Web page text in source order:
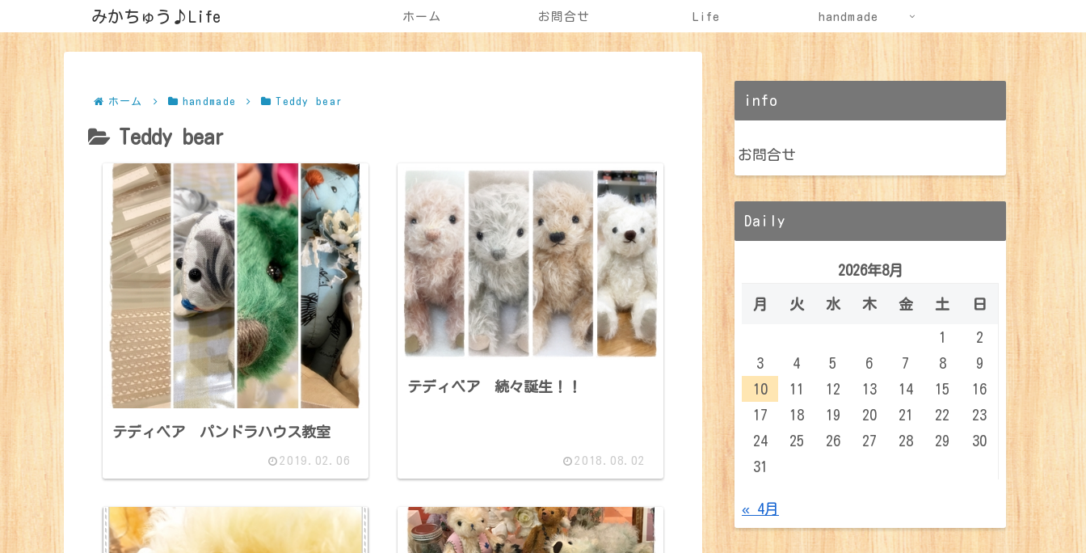
みかちゅう♪Life ホーム お問合せ Life handmade
ホーム handmade Teddy bear
Teddy bear
テディベア パンドラハウス教室
2019.02.06
テディベア 続々誕生！！
2018.08.02
info
お問合せ
Daily
2026年8月
月 火 水 木 金 土 日
1
2
3
4 5 6 7 8
9
10
11 12 13 14 15
16
17
18 19 20 21 22
23
24
25 26 27 28 29
30
31
« 4月